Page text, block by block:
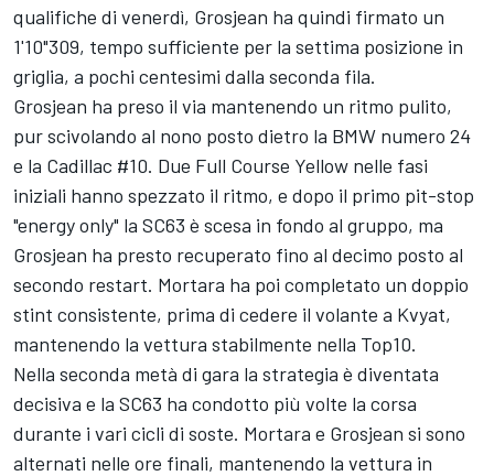
qualifiche di venerdì, Grosjean ha quindi firmato un
1'10"309, tempo sufficiente per la settima posizione in
griglia, a pochi centesimi dalla seconda fila.
Grosjean ha preso il via mantenendo un ritmo pulito,
pur scivolando al nono posto dietro la BMW numero 24
e la Cadillac #10. Due Full Course Yellow nelle fasi
iniziali hanno spezzato il ritmo, e dopo il primo pit-stop
"energy only" la SC63 è scesa in fondo al gruppo, ma
Grosjean ha presto recuperato fino al decimo posto al
secondo restart. Mortara ha poi completato un doppio
stint consistente, prima di cedere il volante a Kvyat,
mantenendo la vettura stabilmente nella Top10.
Nella seconda metà di gara la strategia è diventata
decisiva e la SC63 ha condotto più volte la corsa
durante i vari cicli di soste. Mortara e Grosjean si sono
alternati nelle ore finali, mantenendo la vettura in